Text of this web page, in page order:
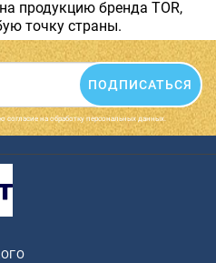
продукцию бренда TOR,
точку страны.
ПОДПИСАТЬСЯ
cогласие на обработку персональных данных.